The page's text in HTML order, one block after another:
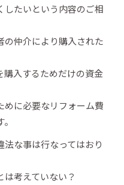
したいという内容のご相
の仲介により購入された
購入するためだけの資金
めに必要なリフォーム費
な事は行なってはおり
考えていない？